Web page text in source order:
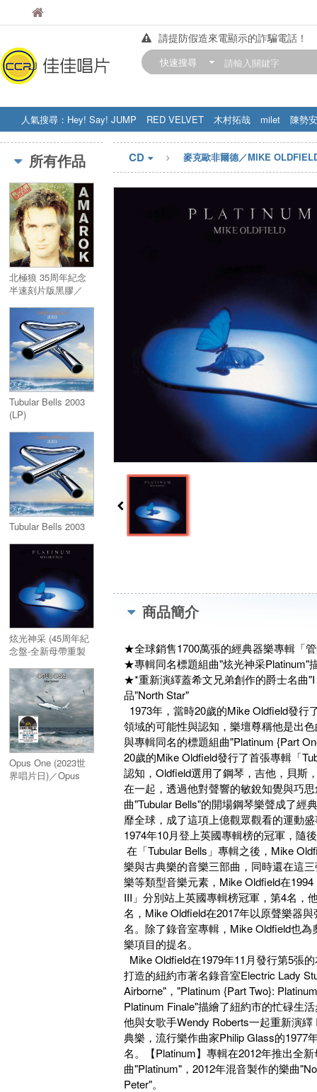
佳佳唱片
請提防假造來電顯示的詐騙電話！
【中華門市營業時間調整公告】
快速搜尋
人氣搜尋： Hey! Say! JUMP RED VELVET 木村拓哉 milet
陳勢安
STRAY KIDS
盧廣仲 周杰伦
所有作品
北極狼 35周年紀念
半速刻片版黑膠／
Anniversary 2LP
Half-Speed Master
Tubular Bells 2003
(LP)
Tubular Bells 2003
炫光神采 (45周年紀
念盤-全新母帶重製
／Platinum
Opus One (2023世
界唱片日)／Opus
CD 麥克歐非爾德／MIKE
商品簡介
★全球銷售1700萬張的經典器樂專輯「
★專輯同名標題組曲"炫光神采Platinum"
★*重新演繹蓋希文兄弟創作的爵士名曲
品"North Star"
1973年，當時20歲的Mike Oldfield發行
領域的可能性與認知，樂壇尊稱他是出
與專輯同名的標題組曲"Platinum {Part
20歲的Mike Oldfield發行了首張專輯「
認知，Oldfield選用了鋼琴，吉他，貝斯
在一起，透過他對聲響的敏銳知覺與巧
曲"Tubular Bells"的開場鋼琴樂聲成了經
靡全球，成了這項上億觀眾觀看的運動
1974年10月登上英國專輯榜的冠軍，隨
在「Tubular Bells」專輯之後，Mike
樂與古典樂的音樂三部曲，同時還在這
樂等類型音樂元素，Mike Oldfield在
III」分別站上英國專輯榜冠軍，第4名，
名，Mike Oldfield在2017年以原聲樂器
名。除了錄音室專輯，Mike Oldfield也
樂項目的提名。
Mike Oldfield在1979年11月發行第5張
打造的紐約市著名錄音室Electric Lady
Airborne"，"Platinum {Part Two}:
Platinum Finale"描繪了紐約市的忙碌生
他與女歌手Wendy Roberts一起重新演
典樂，流行樂作曲家Philip Glass的1977
名。【Platinum】專輯在2012年推出全
曲"Platinum"，2012年混音製作的樂曲
Peter"。